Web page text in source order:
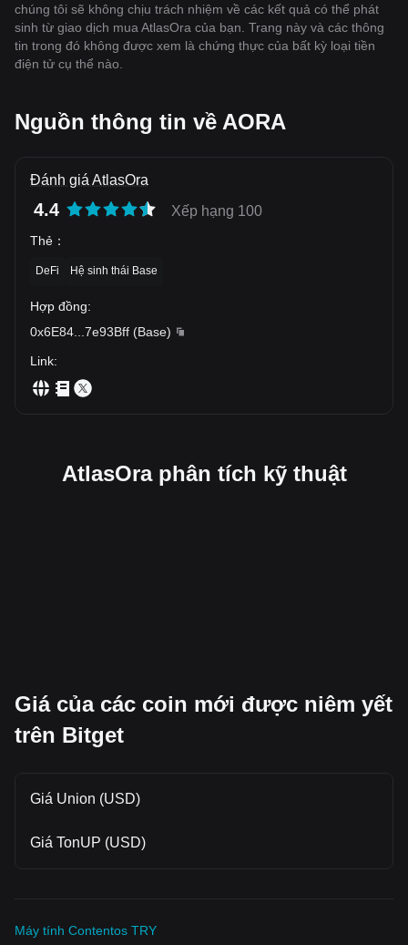
chúng tôi sẽ không chịu trách nhiệm về các kết quả có thể phát
sinh từ giao dịch mua AtlasOra của bạn. Trang này và các thông
tin trong đó không được xem là chứng thực của bất kỳ loại tiền
điện tử cụ thể nào.
Nguồn thông tin về AORA
Đánh giá AtlasOra
4.4 Xếp hạng 100
Thẻ ：
DeFi Hệ sinh thái Base
Hợp đồng:
0x6E84
7e93Bff (Base)
Link:
AtlasOra phân tích kỹ thuật
Giá của các coin mới được niêm yết
trên Bitget
Giá Union (USD)
Giá TonUP (USD)
Máy tính Contentos TRY